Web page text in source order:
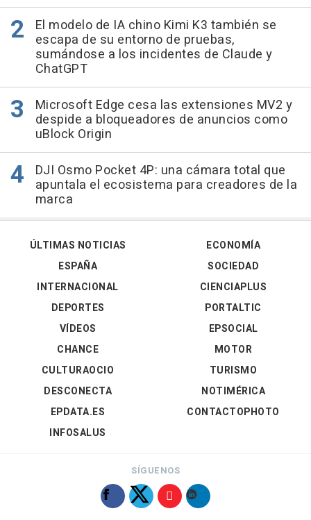
El modelo de IA chino Kimi K3 también se
escapa de su entorno de pruebas,
sumándose a los incidentes de Claude y
ChatGPT
Microsoft Edge cesa las extensiones MV2 y
despide a bloqueadores de anuncios como
uBlock Origin
DJI Osmo Pocket 4P: una cámara total que
apuntala el ecosistema para creadores de la
marca
ÚLTIMAS NOTICIAS
ESPAÑA
INTERNACIONAL
DEPORTES
VÍDEOS
ECONOMÍA
SOCIEDAD
CIENCIAPLUS
PORTALTIC
EPSOCIAL
CHANCE
CULTURAOCIO
DESCONECTA
EPDATA.ES
INFOSALUS
MOTOR
TURISMO
NOTIMÉRICA
CONTACTOPHOTO
SÍGUENOS